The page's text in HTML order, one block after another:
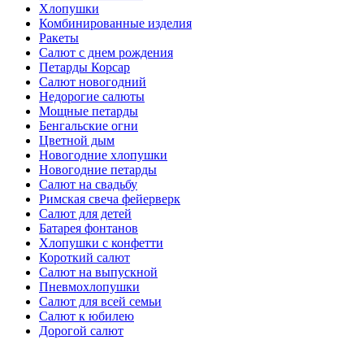
Хлопушки
Комбинированные изделия
Ракеты
Салют с днем рождения
Петарды Корсар
Салют новогодний
Недорогие салюты
Мощные петарды
Бенгальские огни
Цветной дым
Новогодние хлопушки
Новогодние петарды
Салют на свадьбу
Римская свеча фейерверк
Салют для детей
Батарея фонтанов
Хлопушки с конфетти
Короткий салют
Салют на выпускной
Пневмохлопушки
Салют для всей семьи
Салют к юбилею
Дорогой салют